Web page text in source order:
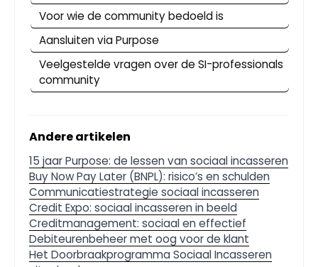
Voor wie de community bedoeld is
Aansluiten via Purpose
Veelgestelde vragen over de SI-professionals
community
Andere artikelen
15 jaar Purpose: de lessen van sociaal incasseren
Buy Now Pay Later (BNPL): risico’s en schulden
Communicatiestrategie sociaal incasseren
Credit Expo: sociaal incasseren in beeld
Creditmanagement: sociaal en effectief
Debiteurenbeheer met oog voor de klant
Het Doorbraakprogramma Sociaal Incasseren